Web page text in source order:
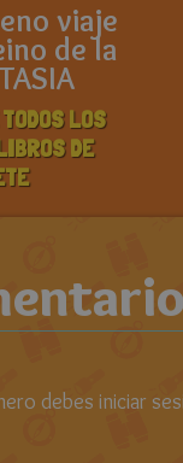
viaje
de la
LOS
DE
debes iniciar